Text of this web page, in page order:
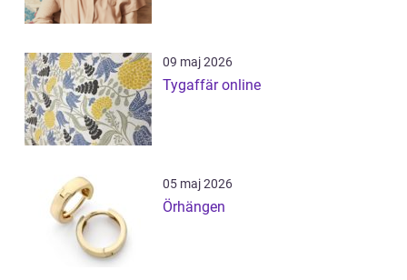
09 maj 2026
Tygaffär online
05 maj 2026
Örhängen